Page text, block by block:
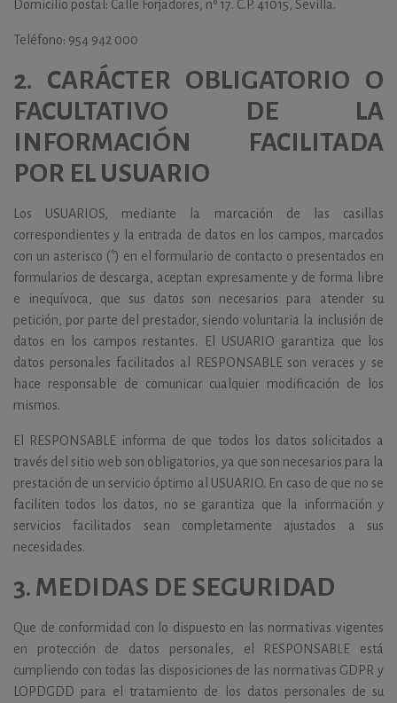
Domicilio postal: Calle Forjadores, nº 17. C.P. 41015, Sevilla.
Teléfono: 954 942 000
2. CARÁCTER OBLIGATORIO O
FACULTATIVO DE LA
INFORMACIÓN FACILITADA
POR EL USUARIO
Los USUARIOS, mediante la marcación de las casillas
correspondientes y la entrada de datos en los campos, marcados
con un asterisco (*) en el formulario de contacto o presentados en
formularios de descarga, aceptan expresamente y de forma libre
e inequívoca, que sus datos son necesarios para atender su
petición, por parte del prestador, siendo voluntaria la inclusión de
datos en los campos restantes. El USUARIO garantiza que los
datos personales facilitados al RESPONSABLE son veraces y se
hace responsable de comunicar cualquier modificación de los
mismos.
El RESPONSABLE informa de que todos los datos solicitados a
través del sitio web son obligatorios, ya que son necesarios para la
prestación de un servicio óptimo al USUARIO. En caso de que no se
faciliten todos los datos, no se garantiza que la información y
servicios facilitados sean completamente ajustados a sus
necesidades.
3. MEDIDAS DE SEGURIDAD
Que de conformidad con lo dispuesto en las normativas vigentes
en protección de datos personales, el RESPONSABLE está
cumpliendo con todas las disposiciones de las normativas GDPR y
LOPDGDD para el tratamiento de los datos personales de su